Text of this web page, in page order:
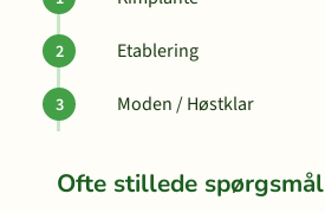
Etablering
Moden / Høstklar
Ofte stillede spørgsmål